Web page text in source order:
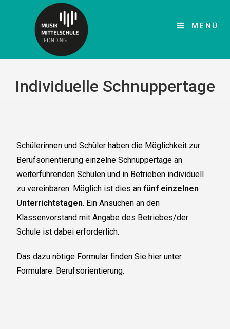
MENÜ
Individuelle Schnuppertage
Schülerinnen und Schüler haben die Möglichkeit zur
Berufsorientierung einzelne Schnuppertage an
weiterführenden Schulen und in Betrieben individuell
zu vereinbaren. Möglich ist dies anfünf einzelnen
Unterrichtstagen. Ein Ansuchen an den
Klassenvorstand mit Angabe des Betriebes/der
Schule ist dabei erforderlich.
Das dazu nötige Formular finden Sie hier unter
Formulare: Berufsorientierung.